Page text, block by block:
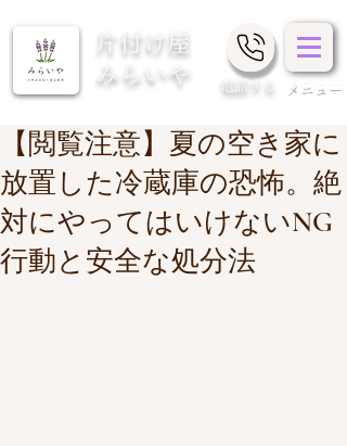
片付け屋
みらいや
​電話する メニュー
【閲覧注意】夏の空き家に
放置した冷蔵庫の恐怖。絶
対にやってはいけないNG
行動と安全な処分法